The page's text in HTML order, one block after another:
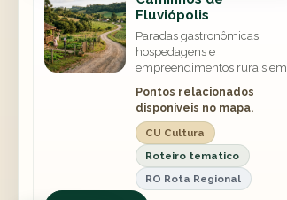
Fluviópolis
Paradas gastronômicas,
hospedagens e
empreendimentos rurais em
Fluviópolis.
Pontos relacionados
disponiveis no mapa.
CU Cultura
Roteiro tematico
RO Rota Regional